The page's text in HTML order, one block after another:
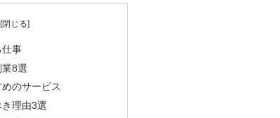
仕事
8選
のサービス
理由3選